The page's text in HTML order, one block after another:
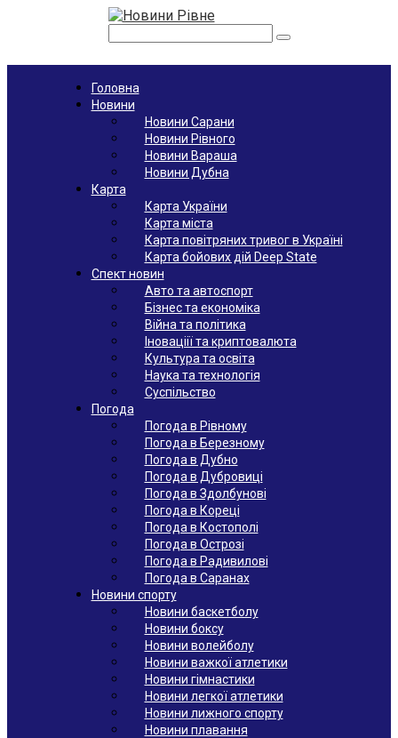
Головна
Новини
Новини Сарани
Новини Рівного
Новини Вараша
Новини Дубна
Карта
Карта України
Карта міста
Карта повітряних тривог в Україні
Карта бойових дій Deep State
Спект новин
Авто та автоспорт
Бізнес та економіка
Війна та політика
Іноваціії та криптовалюта
Культура та освіта
Наука та технологія
Суспільство
Погода
Погода в Рівному
Погода в Березному
Погода в Дубно
Погода в Дубровиці
Погода в Здолбунові
Погода в Кореці
Погода в Костополі
Погода в Острозі
Погода в Радивилові
Погода в Саранах
Новини спорту
Новини баскетболу
Новини боксу
Новини волейболу
Новини важкої атлетики
Новини гімнастики
Новини легкої атлетики
Новини лижного спорту
Новини плавання